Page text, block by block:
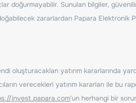
doğurmayabilir. Sunulan bilgiler,
zararlardan Papara Elektronik
oluşturacakları yatırım kararlarında
verecekleri yatırım kararları ile bu
invest.papara.com'un herhangi bir